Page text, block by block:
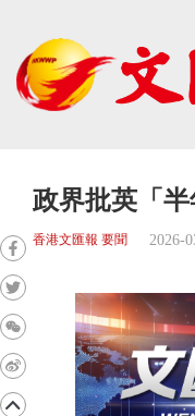
政界批英「
香港文匯報 要聞 2026-